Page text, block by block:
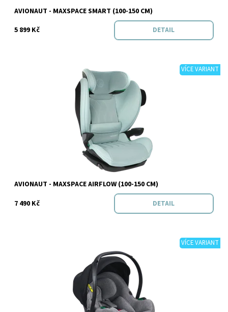
Avionaut
AVIONAUT - MAXSPACE SMART (100-150 CM)
5 899 Kč
DETAIL
VÍCE VARIANT
Skladem
Značka: Avionaut
AVIONAUT - MAXSPACE AIRFLOW (100-150 CM)
7 490 Kč
DETAIL
VÍCE VARIANT
Skladem